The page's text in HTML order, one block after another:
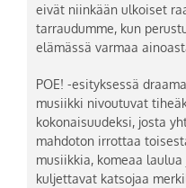
eivät niinkään ulkoiset
tarraudumme, kun
elämässä varmaa
POE! -esityksessä
musiikki nivoutuvat
kokonaisuudeksi, josta
mahdoton irrottaa
musiikkia, komeaa
kuljettavat katsojaa